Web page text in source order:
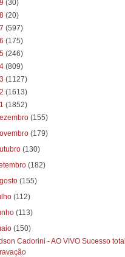
(30)
(20)
(597)
(175)
(246)
(809)
(1127)
(1613)
(1852)
(155)
(179)
(130)
(182)
(155)
(112)
(113)
(150)
Cadorini - AO VIVO Sucesso total‏ na